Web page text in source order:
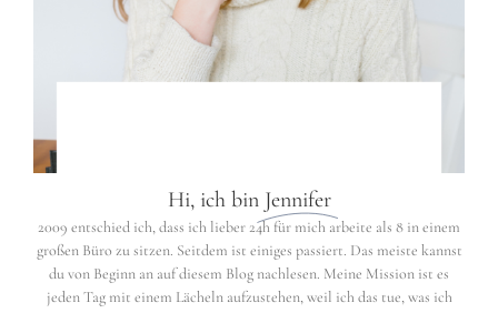
Hi, ich bin Jennifer
2009 entschied ich, dass ich lieber 24h für mich arbeite als 8 in einem
großen Büro zu sitzen. Seitdem ist einiges passiert. Das meiste kannst
du von Beginn an auf diesem Blog nachlesen. Meine Mission ist es
jeden Tag mit einem Lächeln aufzustehen, weil ich das tue, was ich